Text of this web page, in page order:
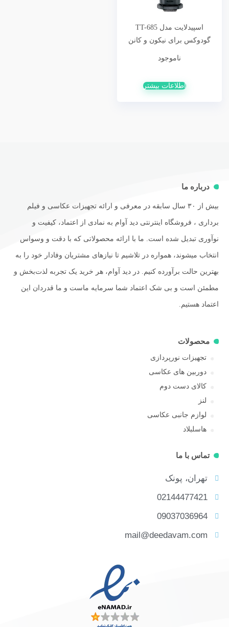
اسپیدلایت مدل TT-685
گودوکس برای نیکون و کانن
ناموجود
اطلاعات بیشتر
درباره ما
بیش از ۳۰ سال سابقه در معرفی و ارائه تجهیزات عکاسی و فیلم
برداری ، فروشگاه اینترنتی دید آوام به نمادی از اعتماد، کیفیت و
نوآوری تبدیل شده است. ما با ارائه محصولاتی که با دقت و وسواس
انتخاب میشوند، همواره در تلاشیم تا نیازهای مشتریان وفادار خود را به
بهترین حالت برآورده کنیم. در دید آوام، هر خرید یک تجربه لذت‌بخش و
مطمئن است و بی شک اعتماد شما سرمایه ماست و ما قدردان این
اعتماد هستیم.
محصولات
تجهیزات نورپردازی
دوربین های عکاسی
کالای دست دوم
لنز
لوازم جانبی عکاسی
هاسلبلاد
تماس با ما
تهران، پونک
02144477421
09037036964
mail@deedavam.com